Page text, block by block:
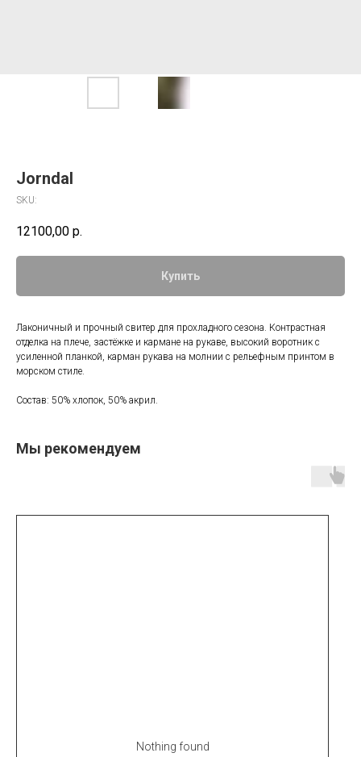
Jorndal
SKU:
12100,00 р.
Купить
Лаконичный и прочный свитер для прохладного сезона. Контрастная
отделка на плече, застёжке и кармане на рукаве, высокий воротник с
усиленной планкой, карман рукава на молнии с рельефным принтом в
морском стиле.
Состав: 50% хлопок, 50% акрил.
Мы рекомендуем
Nothing found